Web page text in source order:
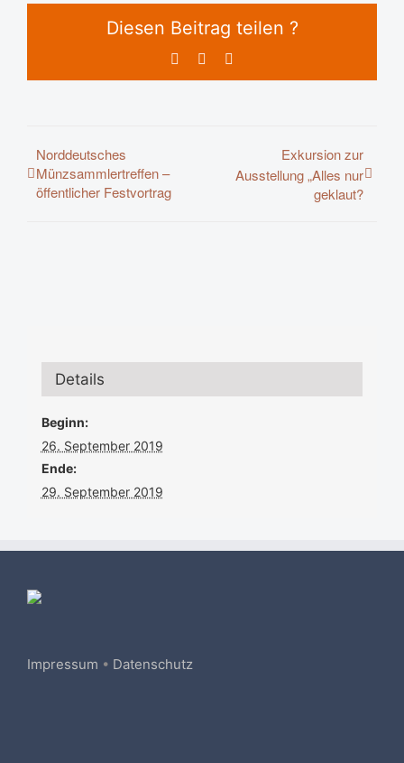
Diesen Beitrag teilen ?
Facebook
Norddeutsches
Münzsammlertreffen –
öffentlicher Festvortrag
Exkursion zur
Ausstellung „Alles nur
geklaut?
Details
Beginn:
26. September 2019
Ende:
29. September 2019
Impressum • Datenschutz